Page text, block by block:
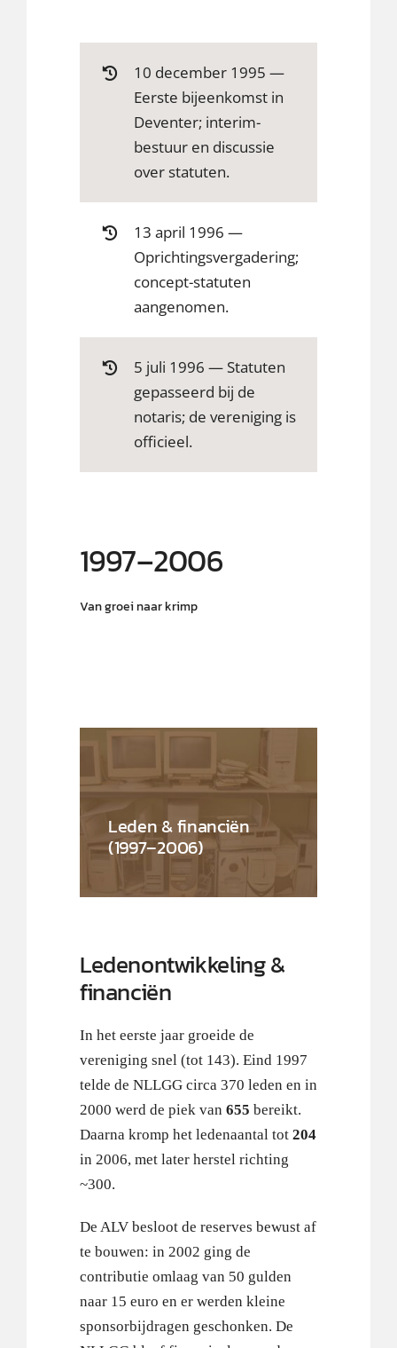
10 december 1995 —
Eerste bijeenkomst in
Deventer; interim-
bestuur en discussie
over statuten.
13 april 1996 —
Oprichtingsvergadering;
concept-statuten
aangenomen.
5 juli 1996 — Statuten
gepasseerd bij de
notaris; de vereniging is
officieel.
1997–2006
Van groei naar krimp
Leden & financiën
(1997–2006)
Ledenontwikkeling &
financiën
In het eerste jaar groeide de
vereniging snel (tot 143). Eind 1997
telde de NLLGG circa 370 leden en in
2000 werd de piek van 655 bereikt.
Daarna kromp het ledenaantal tot 204
in 2006, met later herstel richting
~300.
De ALV besloot de reserves bewust af
te bouwen: in 2002 ging de
contributie omlaag van 50 gulden
naar 15 euro en er werden kleine
sponsorbijdragen geschonken. De